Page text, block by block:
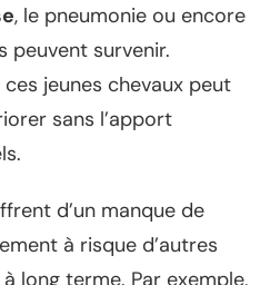
, le pneumonie ou encore
peuvent survenir.
jeunes chevaux peut
sans l’apport
d’un manque de
à risque d’autres
long terme. Par exemple,